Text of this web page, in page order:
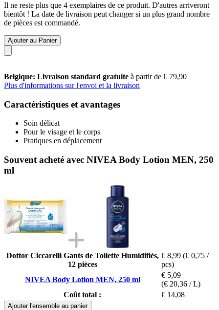
Il ne reste plus que 4 exemplaires de ce produit. D'autres arriveront
bientôt ! La date de livraison peut changer si un plus grand nombre
de pièces est commandé.
Ajouter au Panier
Belgique: Livraison standard gratuite à partir de € 79,90
Plus d'informations sur l'envoi et la livraison
Caractéristiques et avantages
Soin délicat
Pour le visage et le corps
Pratiques en déplacement
Souvent acheté avec NIVEA Body Lotion MEN, 250
ml
Dottor Ciccarelli Gants de Toilette Humidifiés,
12 pièces
€ 8,99 (€ 0,75 /
pcs)
NIVEA Body Lotion MEN, 250 ml
€ 5,09
(€ 20,36 / L)
Coût total :
€ 14,08
Ajouter l'ensemble au panier